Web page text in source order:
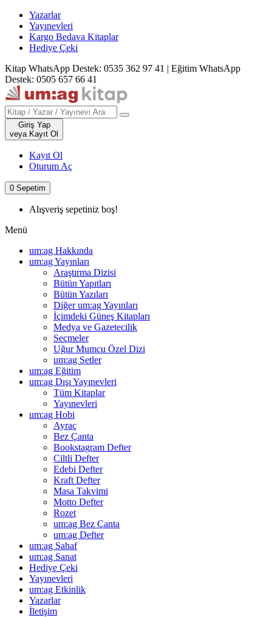
Yazarlar
Yayınevleri
Kargo Bedava Kitaplar
Hediye Çeki
Kitap WhatsApp Destek: 0535 362 97 41 | Eğitim WhatsApp
Destek: 0505 657 66 41
Giriş Yap
veya Kayıt Ol
Kayıt Ol
Oturum Aç
0 Sepetim
Alışveriş sepetiniz boş!
Menü
um:ag Hakkında
um:ag Yayınları
Araştırma Dizisi
Bütün Yapıtları
Bütün Yazıları
Diğer um:ag Yayınları
İçimdeki Güneş Kitapları
Medya ve Gazetecilik
Seçmeler
Uğur Mumcu Özel Dizi
um:ag Setler
um:ag Eğitim
um:ag Dışı Yayınevleri
Tüm Kitaplar
Yayınevleri
um:ag Hobi
Ayraç
Bez Çanta
Bookstagram Defter
Ciltli Defter
Edebi Defter
Kraft Defter
Masa Takvimi
Motto Defter
Rozet
um:ag Bez Çanta
um:ag Defter
um:ag Sahaf
um:ag Sanat
Hediye Çeki
Yayınevleri
um:ag Etkinlik
Yazarlar
İletişim